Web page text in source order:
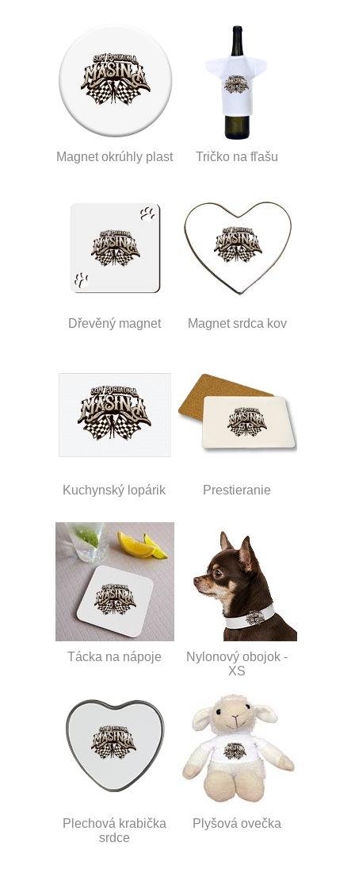
Magnet okrúhly plast Tričko na fľašu
Dřevěný magnet Magnet srdca kov
Kuchynský lopárik Prestieranie
Tácka na nápoje
Nylonový obojok -
XS
Plechová krabička
srdce
Plyšová ovečka